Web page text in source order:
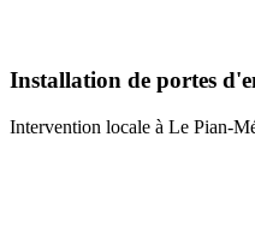
Installation de portes
Intervention locale à Le Pian-